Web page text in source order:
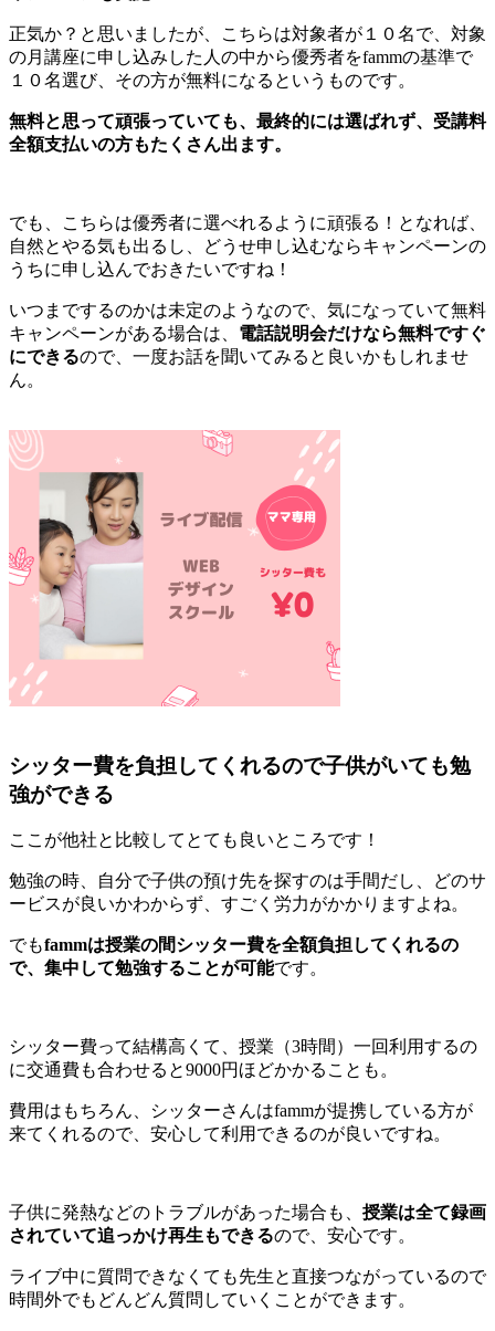
正気か？と思いましたが、こちらは対象者が１０名で、対象
の月講座に申し込みした人の中から優秀者をfammの基準で
１０名選び、その方が無料になるというものです。
無料と思って頑張っていても、最終的には選ばれず、受講料
全額支払いの方もたくさん出ます。
でも、こちらは優秀者に選べれるように頑張る！となれば、
自然とやる気も出るし、どうせ申し込むならキャンペーンの
うちに申し込んでおきたいですね！
いつまでするのかは未定のようなので、気になっていて無料
キャンペーンがある場合は、 電話説明会だけなら無料ですぐ
にできるので、一度お話を聞いてみると良いかもしれませ
ん。
シッター費を負担してくれるので子供がいても勉
強ができる
ここが他社と比較してとても良いところです！
勉強の時、自分で子供の預け先を探すのは手間だし、どのサ
ービスが良いかわからず、すごく労力がかかりますよね。
でもfammは授業の間シッター費を全額負担してくれるの
で、集中して勉強することが可能です。
シッター費って結構高くて、授業（3時間）一回利用するの
に交通費も合わせると9000円ほどかかることも。
費用はもちろん、シッターさんはfammが提携している方が
来てくれるので、安心して利用できるのが良いですね。
子供に発熱などのトラブルがあった場合も、 授業は全て録画
されていて追っかけ再生もできるので、安心です。
ライブ中に質問できなくても先生と直接つながっているので
時間外でもどんどん質問していくことができます。